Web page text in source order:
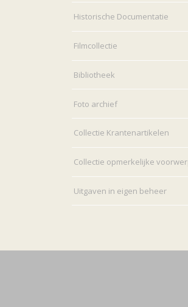
Historische Documentatie
Filmcollectie
Bibliotheek
Foto archief
Collectie Krantenartikelen
Collectie opmerkelijke
Uitgaven in eigen beheer